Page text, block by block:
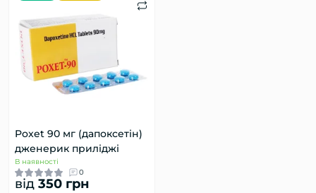
Poxet 90 мг (дапоксетін)
дженерик приліджі
В наявності
0
від 350 грн